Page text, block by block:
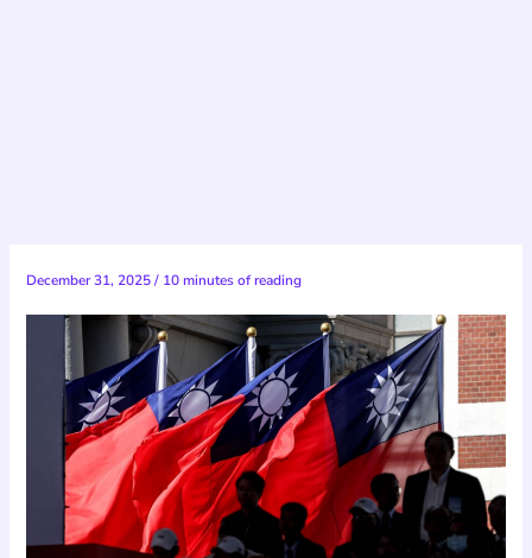
December 31, 2025/ 10 minutes of reading